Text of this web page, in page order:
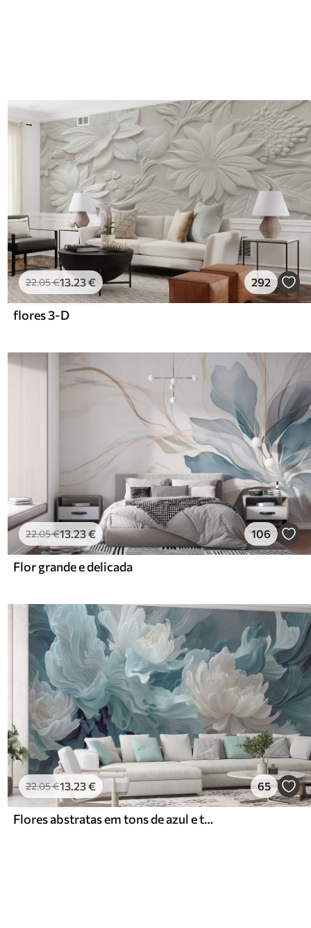
22.05€13.23€ 292
flores 3-D
22.05€13.23€ 106
Flor grande e delicada
22.05€13.23€ 65
Flores abstratas em tons de azul e turquesa